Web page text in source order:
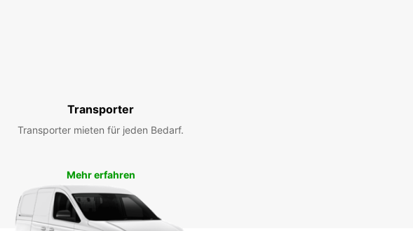
Transporter
Transporter mieten für jeden Bedarf.
Mehr erfahren